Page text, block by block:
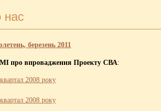
нас
березень 2011
про впровадження Проекту СВА:
2008 року
2008 року